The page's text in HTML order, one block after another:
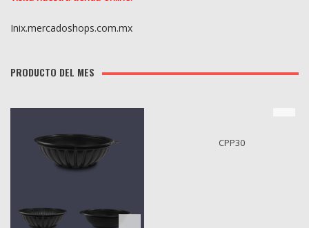
Inix.mercadoshops.com.mx
PRODUCTO DEL MES
CPP30